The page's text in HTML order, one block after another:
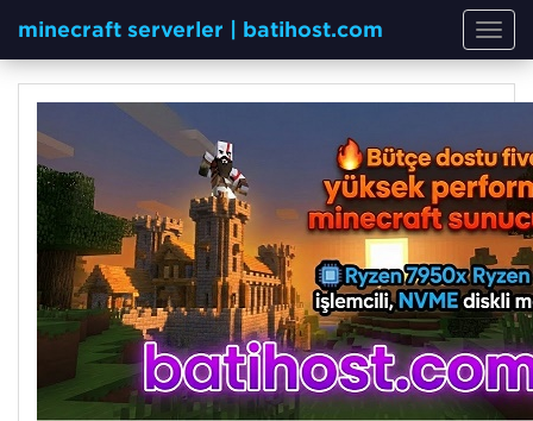
minecraft serverler | batihost.com